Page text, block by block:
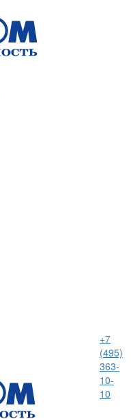
+7
(495)
363-
10-
10